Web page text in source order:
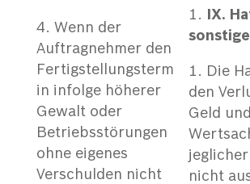
Wenn der
Auftragnehmer den
Fertigstellungsterm
in infolge höherer
Gewalt oder
Betriebsstörungen
ohne eigenes
Verschulden nicht
IX.
Die
den
Geld und
nicht